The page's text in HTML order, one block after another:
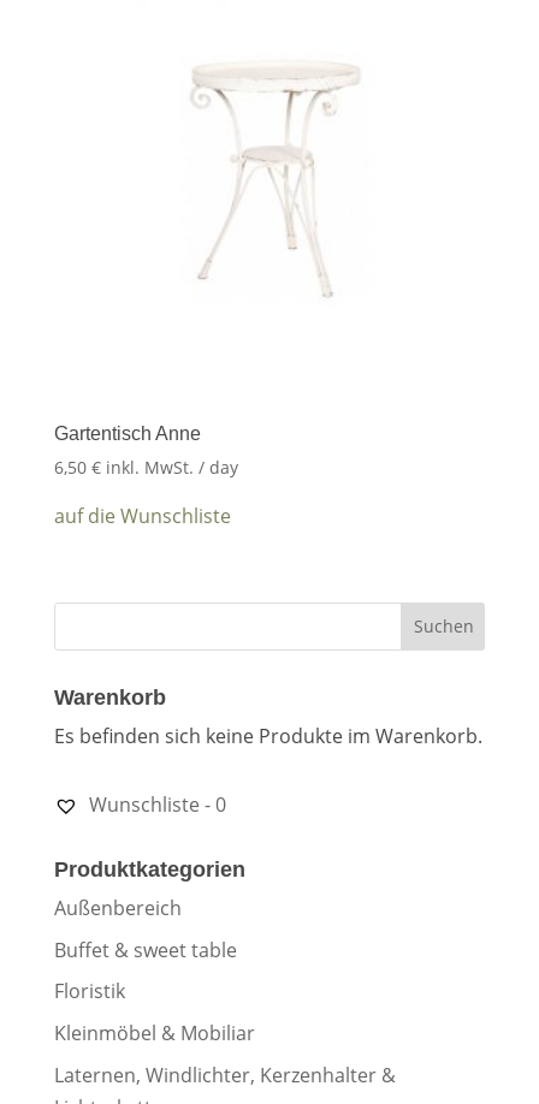
Gartentisch Anne
6,50 € inkl. MwSt. / day
auf die Wunschliste
Warenkorb
Es befinden sich keine Produkte im Warenkorb.
Wunschliste -0
Produktkategorien
Außenbereich
Buffet & sweet table
Floristik
Kleinmöbel & Mobiliar
Laternen, Windlichter, Kerzenhalter &